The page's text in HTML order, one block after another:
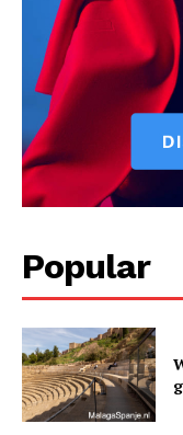
Popular